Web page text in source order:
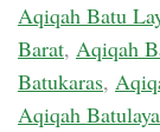
Aqiqah Batu
Barat, Aqiqah
Batukaras,
Aqiqah